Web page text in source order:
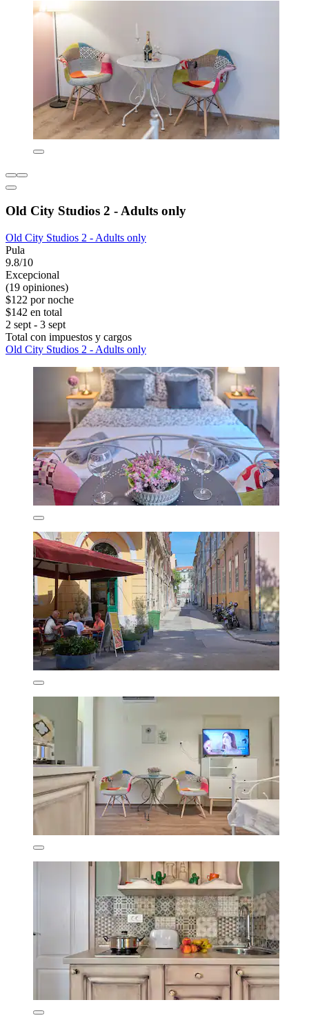
Old City Studios 2 - Adults only
Old City Studios 2 - Adults only
Pula
9.8/10
Excepcional
(19 opiniones)
$122 por noche
$142 en total
2 sept - 3 sept
Total con impuestos y cargos
Old City Studios 2 - Adults only